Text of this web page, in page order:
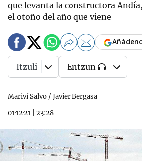
que levanta la constructora
el otoño del año que viene
Mariví Salvo / Javier Bergasa
01·12·21
23:28
Itzuli Entzun